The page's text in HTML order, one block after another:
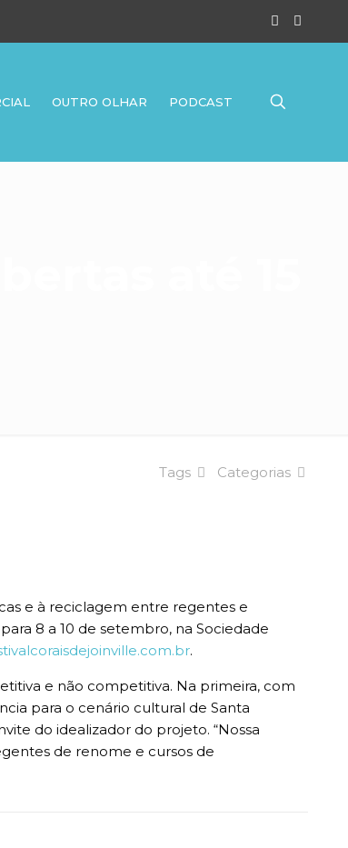
OUTRO OLHAR PODCAST
Categorias
Tags
e à reciclagem entre regentes e
8 a 10 de setembro, na Sociedade
.
e não competitiva. Na primeira, com
para o cenário cultural de Santa
do idealizador do projeto. “Nossa
de renome e cursos de